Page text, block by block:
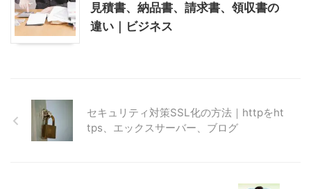
見積書、納品書、請求書、領収書の
違い｜ビジネス
セキュリティ対策SSL化の方法｜httpをht
tps、エックスサーバー、ブログ